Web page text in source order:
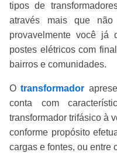
tipos de
através mais que
provavelmente você
postes elétricos com
bairros e comunidades.
Otransformador
conta com
transformador trifásico à
conforme propósito
cargas e fontes, ou entre